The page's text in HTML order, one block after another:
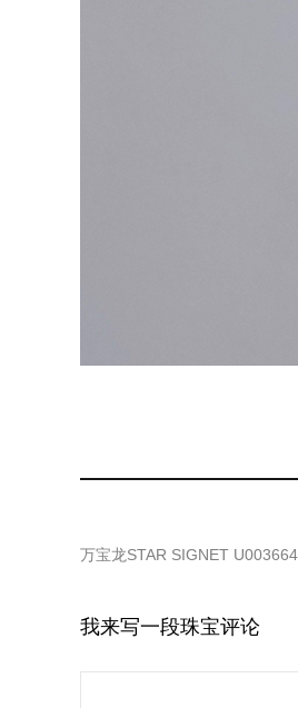
万宝龙STAR SIGNET
我来写一段珠宝评论